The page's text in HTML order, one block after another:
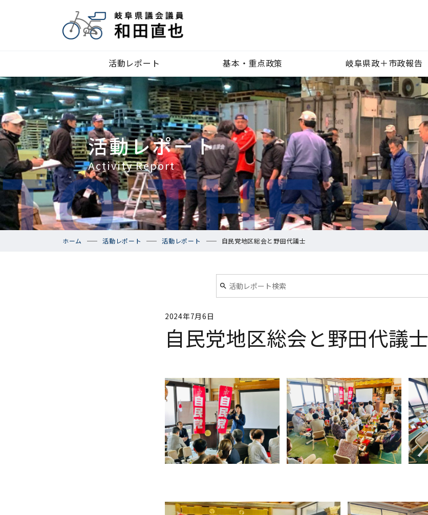
活動レポート 基本・重点政策 岐阜県政＋市政報告
活動レポート
Activity Report
ホーム 活動レポート 活動レポート 自民党地区総会と野田代議士
2024年7月6日
自民党地区総会と野田代議士